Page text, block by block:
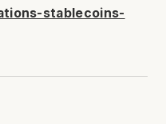
stablecoins-